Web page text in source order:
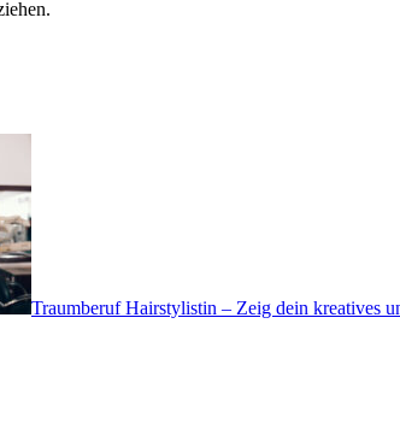
Traumberuf Hairstylistin – Zeig dein kreatives